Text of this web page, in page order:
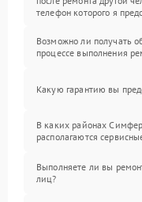
телефон которого я
Возможно ли получать
процессе выполнения
Какую гарантию вы
В каких районах
располагаются
Выполняете ли вы
лиц?